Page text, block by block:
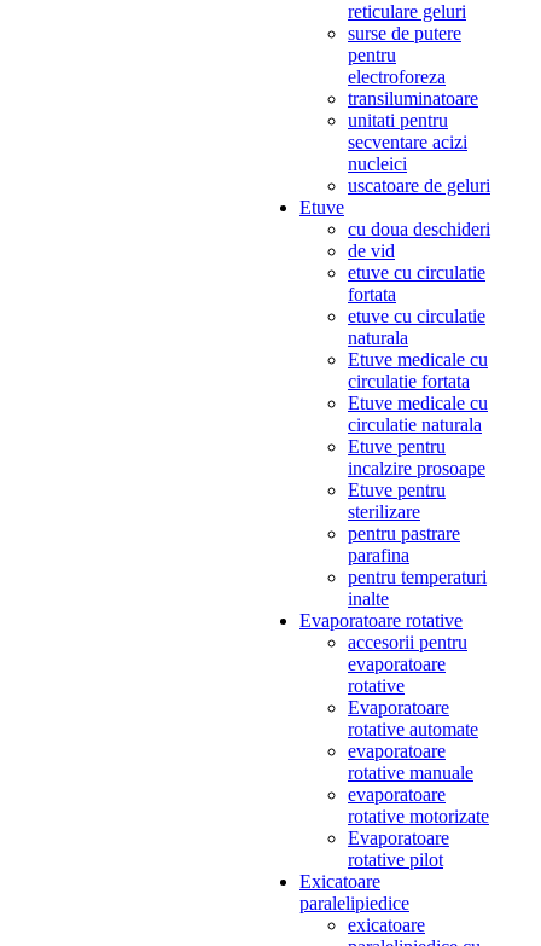
reticulare geluri
surse de putere
pentru
electroforeza
transiluminatoare
unitati pentru
secventare acizi
nucleici
uscatoare de geluri
Etuve
cu doua deschideri
de vid
etuve cu circulatie
fortata
etuve cu circulatie
naturala
Etuve medicale cu
circulatie fortata
Etuve medicale cu
circulatie naturala
Etuve pentru
incalzire prosoape
Etuve pentru
sterilizare
pentru pastrare
parafina
pentru temperaturi
inalte
Evaporatoare rotative
accesorii pentru
evaporatoare
rotative
Evaporatoare
rotative automate
evaporatoare
rotative manuale
evaporatoare
rotative motorizate
Evaporatoare
rotative pilot
Exicatoare
paralelipiedice
exicatoare